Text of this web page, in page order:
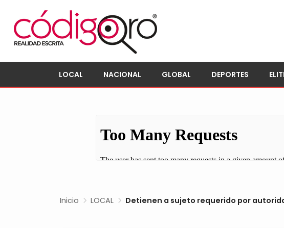
LOCAL NACIONAL GLOBAL DEPORTES
Inicio LOCAL Detienen a sujeto requerido por